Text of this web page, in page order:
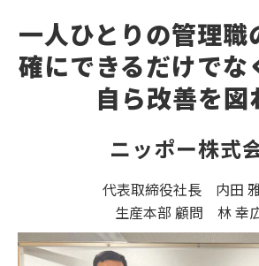
一人ひとりの管理職
確にできるだけでな
自ら改善を図
ニッポー株式
代表取締役社長 内田
生産本部 顧問 林 幸